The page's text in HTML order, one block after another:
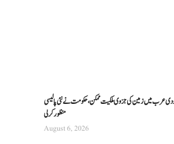
عرب میں زمین کی جزوی ملکیت ممکن، حکومت نے نئی پالیسی
منظور کرلی
August 6, 2026